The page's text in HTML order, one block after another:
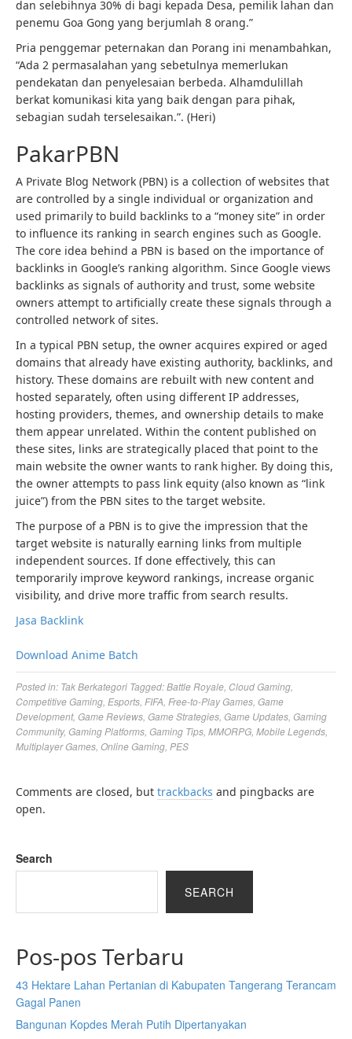
dan selebihnya 30% di bagi kepada Desa, pemilik lahan dan
penemu Goa Gong yang berjumlah 8 orang.”
Pria penggemar peternakan dan Porang ini menambahkan,
“Ada 2 permasalahan yang sebetulnya memerlukan
pendekatan dan penyelesaian berbeda. Alhamdulillah
berkat komunikasi kita yang baik dengan para pihak,
sebagian sudah terselesaikan.”. (Heri)
PakarPBN
A Private Blog Network (PBN) is a collection of websites that
are controlled by a single individual or organization and
used primarily to build backlinks to a “money site” in order
to influence its ranking in search engines such as Google.
The core idea behind a PBN is based on the importance of
backlinks in Google’s ranking algorithm. Since Google views
backlinks as signals of authority and trust, some website
owners attempt to artificially create these signals through a
controlled network of sites.
In a typical PBN setup, the owner acquires expired or aged
domains that already have existing authority, backlinks, and
history. These domains are rebuilt with new content and
hosted separately, often using different IP addresses,
hosting providers, themes, and ownership details to make
them appear unrelated. Within the content published on
these sites, links are strategically placed that point to the
main website the owner wants to rank higher. By doing this,
the owner attempts to pass link equity (also known as “link
juice”) from the PBN sites to the target website.
The purpose of a PBN is to give the impression that the
target website is naturally earning links from multiple
independent sources. If done effectively, this can
temporarily improve keyword rankings, increase organic
visibility, and drive more traffic from search results.
Jasa Backlink
Download Anime Batch
Posted in: Tak Berkategori Tagged:Battle Royale Cloud Gaming
Competitive Gaming Esports FIFA Free-to-Play Games Game
Development, Game Reviews Game Strategies Game Updates Gaming
Community, Gaming Platforms Gaming Tips MMORPG Mobile Legends
Multiplayer Games Online Gaming PES
Comments are closed, but trackbacks and pingbacks are
open.
Search
SEARCH
Pos-pos Terbaru
43 Hektare Lahan Pertanian di Kabupaten Tangerang Terancam
Gagal Panen
Bangunan Kopdes Merah Putih Dipertanyakan